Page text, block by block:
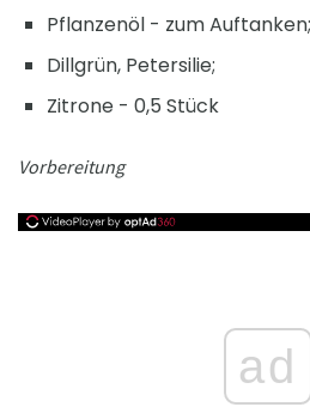
Pflanzenöl - zum Auftanken;
Dillgrün, Petersilie;
Zitrone - 0,5 Stück
Vorbereitung
ad